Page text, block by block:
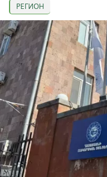
РЕГИОН